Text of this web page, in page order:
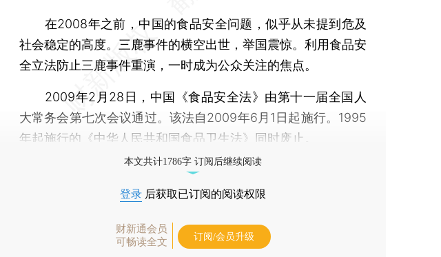
在2008年之前，中国的食品安全问题，似乎从未提到危及
社会稳定的高度。三鹿事件的横空出世，举国震惊。利用食品安
全立法防止三鹿事件重演，一时成为公众关注的焦点。
2009年2月28日，中国《食品安全法》由第十一届全国人
大常务会第七次会议通过。该法自2009年6月1日起施行。1995
年起施行的《中华人民共和国食品卫生法》同时废止。
本文共计1786字 订阅后继续阅读
登录 后获取已订阅的阅读权限
财新通会员
可畅读全文
订阅/会员升级